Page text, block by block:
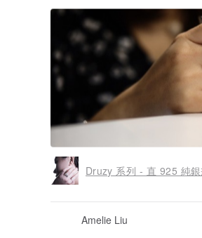
Druzy 系列 - 直 925 純
Amelie Liu